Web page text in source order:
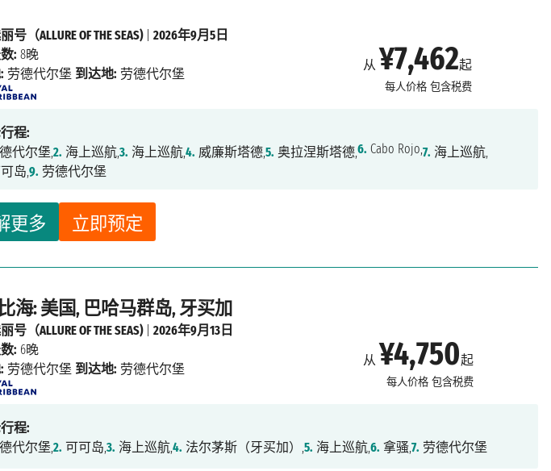
从 ¥7,462起
每人价格 包含税费
更多 立即预定
号（ALLURE OF THE SEAS)|2026年9月5日
: 8晚
劳德代尔堡 到达地: 劳德代尔堡
程:
代尔堡,2. 海上巡航,3. 海上巡航,4. 威廉斯塔德,5. 奥拉涅斯塔德,6. Cabo Rojo,7. 海上巡航,
岛,9. 劳德代尔堡
海: 美国, 巴哈马群岛, 牙买加
从 ¥4,750起
每人价格 包含税费
号（ALLURE OF THE SEAS)|2026年9月13日
: 6晚
劳德代尔堡 到达地: 劳德代尔堡
程:
代尔堡,2. 可可岛,3. 海上巡航,4. 法尔茅斯（牙买加）,5. 海上巡航,6. 拿骚,7. 劳德代尔堡